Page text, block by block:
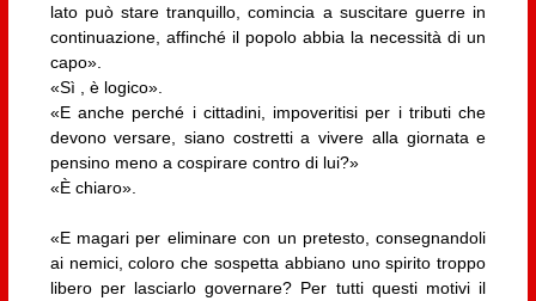
lato può stare tranquillo, comincia a suscitare guerre in
continuazione, affinché il popolo abbia la necessità di un
capo».
«Sì , è logico».
«E anche perché i cittadini, impoveritisi per i tributi che
devono versare, siano costretti a vivere alla giornata e
pensino meno a cospirare contro di lui?»
«È chiaro».
«E magari per eliminare con un pretesto, consegnandoli
ai nemici, coloro che sospetta abbiano uno spirito troppo
libero per lasciarlo governare? Per tutti questi motivi il